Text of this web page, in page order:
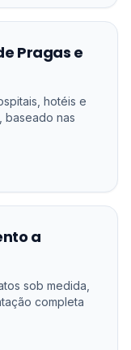
Pragas e
hotéis e
baseado nas
a
sob medida,
completa